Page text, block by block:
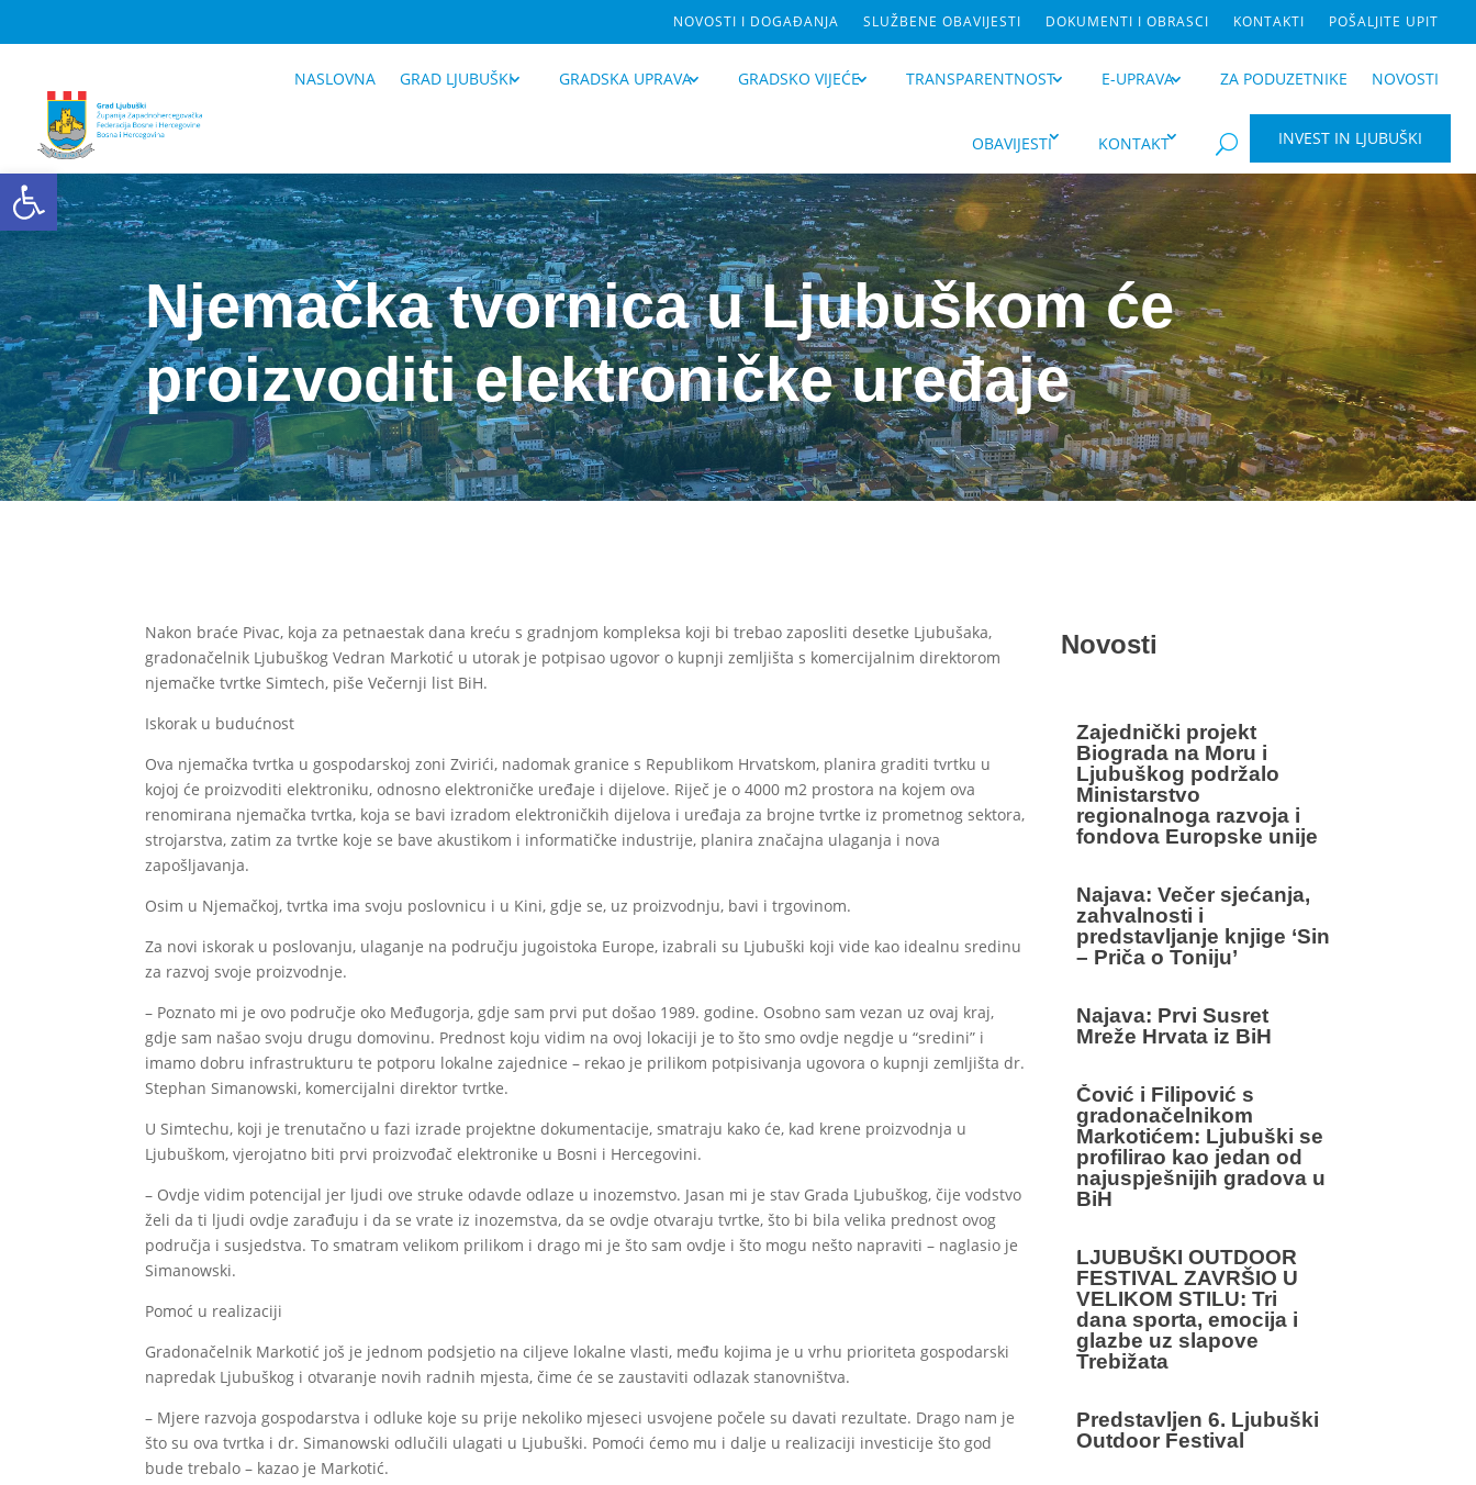
NOVOSTI I DOGAĐANJA SLUŽBENE OBAVIJESTI DOKUMENTI I OBRASCI KONTAKTI POŠALJITE UPIT
NASLOVNA GRAD LJUBUŠKI GRADSKA UPRAVA GRADSKO VIJEĆE TRANSPARENTNOST E-UPRAVA ZA PODUZETNIKE NOVOSTI
OBAVIJESTI KONTAKT U INVEST IN LJUBUŠKI
Njemačka tvornica u Ljubuškom će
proizvoditi elektroničke uređaje
Nakon braće Pivac, koja za petnaestak dana kreću s gradnjom kompleksa koji bi trebao zaposliti desetke Ljubušaka,
gradonačelnik Ljubuškog Vedran Markotić u utorak je potpisao ugovor o kupnji zemljišta s komercijalnim direktorom
njemačke tvrtke Simtech, piše Večernji list BiH.
Iskorak u budućnost
Ova njemačka tvrtka u gospodarskoj zoni Zvirići, nadomak granice s Republikom Hrvatskom, planira graditi tvrtku u
kojoj će proizvoditi elektroniku, odnosno elektroničke uređaje i dijelove. Riječ je o 4000 m2 prostora na kojem ova
renomirana njemačka tvrtka, koja se bavi izradom elektroničkih dijelova i uređaja za brojne tvrtke iz prometnog sektora,
strojarstva, zatim za tvrtke koje se bave akustikom i informatičke industrije, planira značajna ulaganja i nova
zapošljavanja.
Osim u Njemačkoj, tvrtka ima svoju poslovnicu i u Kini, gdje se, uz proizvodnju, bavi i trgovinom.
Za novi iskorak u poslovanju, ulaganje na području jugoistoka Europe, izabrali su Ljubuški koji vide kao idealnu sredinu
za razvoj svoje proizvodnje.
– Poznato mi je ovo područje oko Međugorja, gdje sam prvi put došao 1989. godine. Osobno sam vezan uz ovaj kraj,
gdje sam našao svoju drugu domovinu. Prednost koju vidim na ovoj lokaciji je to što smo ovdje negdje u “sredini” i
imamo dobru infrastrukturu te potporu lokalne zajednice – rekao je prilikom potpisivanja ugovora o kupnji zemljišta dr.
Stephan Simanowski, komercijalni direktor tvrtke.
U Simtechu, koji je trenutačno u fazi izrade projektne dokumentacije, smatraju kako će, kad krene proizvodnja u
Ljubuškom, vjerojatno biti prvi proizvođač elektronike u Bosni i Hercegovini.
– Ovdje vidim potencijal jer ljudi ove struke odavde odlaze u inozemstvo. Jasan mi je stav Grada Ljubuškog, čije vodstvo
želi da ti ljudi ovdje zarađuju i da se vrate iz inozemstva, da se ovdje otvaraju tvrtke, što bi bila velika prednost ovog
područja i susjedstva. To smatram velikom prilikom i drago mi je što sam ovdje i što mogu nešto napraviti – naglasio je
Simanowski.
Pomoć u realizaciji
Gradonačelnik Markotić još je jednom podsjetio na ciljeve lokalne vlasti, među kojima je u vrhu prioriteta gospodarski
napredak Ljubuškog i otvaranje novih radnih mjesta, čime će se zaustaviti odlazak stanovništva.
– Mjere razvoja gospodarstva i odluke koje su prije nekoliko mjeseci usvojene počele su davati rezultate. Drago nam je
što su ova tvrtka i dr. Simanowski odlučili ulagati u Ljubuški. Pomoći ćemo mu i dalje u realizaciji investicije što god
bude trebalo – kazao je Markotić.
Novosti
Zajednički projekt
Biograda na Moru i
Ljubuškog podržalo
Ministarstvo
regionalnoga razvoja i
fondova Europske unije
Najava: Večer sjećanja,
zahvalnosti i
predstavljanje knjige ‘Sin
– Priča o Toniju’
Najava: Prvi Susret
Mreže Hrvata iz BiH
Čović i Filipović s
gradonačelnikom
Markotićem: Ljubuški se
profilirao kao jedan od
najuspješnijih gradova u
BiH
LJUBUŠKI OUTDOOR
FESTIVAL ZAVRŠIO U
VELIKOM STILU: Tri
dana sporta, emocija i
glazbe uz slapove
Trebižata
Predstavljen 6. Ljubuški
Outdoor Festival
Open toolbar